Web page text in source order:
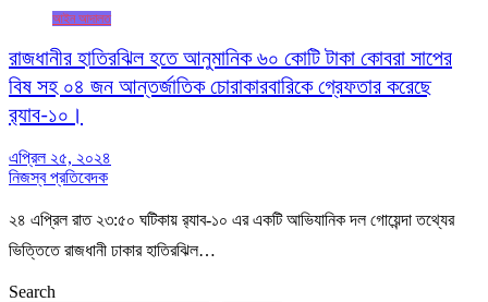
আইন আদালত
রাজধানীর হাতিরঝিল হতে আনুমানিক ৬০ কোটি টাকা কোবরা সাপের
বিষ সহ ০৪ জন আন্তর্জাতিক চোরাকারবারিকে গ্রেফতার করেছে
র‌্যাব-১০।
এপ্রিল ২৫, ২০২৪
নিজস্ব প্রতিবেদক
২৪ এপ্রিল রাত ২৩:৫০ ঘটিকায় র‌্যাব-১০ এর একটি আভিযানিক দল গোয়েন্দা তথ্যের
ভিত্তিতে রাজধানী ঢাকার হাতিরঝিল…
Search